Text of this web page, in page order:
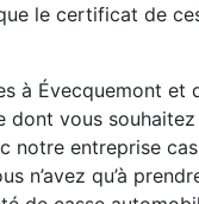
le certificat de
à Évecquemont et
dont vous
notre entreprise
n’avez qu’à